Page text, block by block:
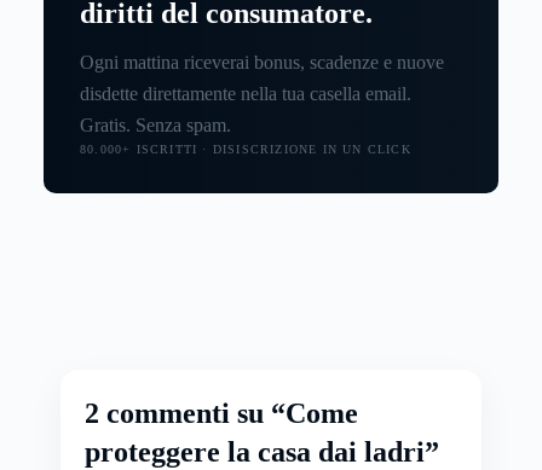
diritti del consumatore.
Ogni mattina riceverai bonus, scadenze e nuove
disdette direttamente nella tua casella email.
Gratis. Senza spam.
80.000+ ISCRITTI · DISISCRIZIONE IN UN CLICK
2 commenti su “Come
proteggere la casa dai ladri”